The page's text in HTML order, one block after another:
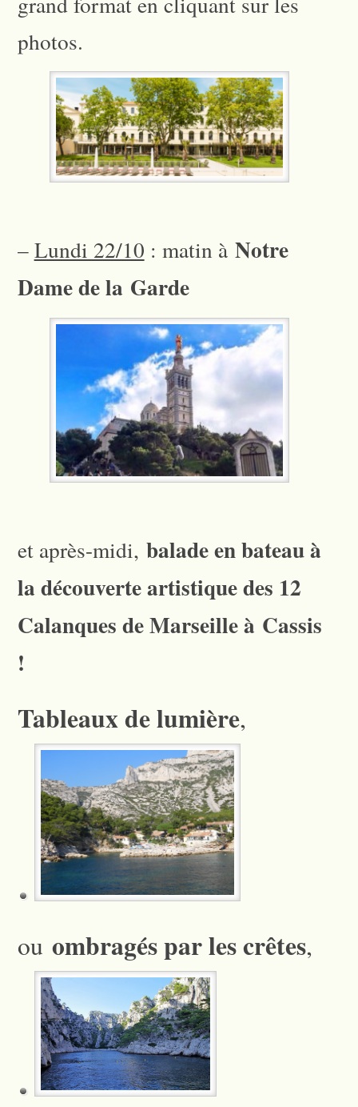
photos.
–Lundi 22/10 : matin à Notre
Dame de la Garde
et après-midi, balade en bateau à
la découverte artistique des 12
Calanques de Marseille à Cassis
!
Tableaux de lumière,
ou ombragés par les crêtes,